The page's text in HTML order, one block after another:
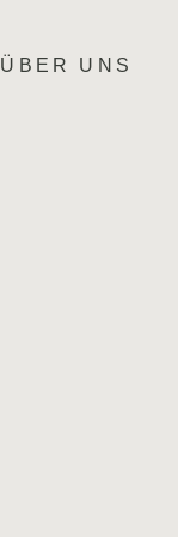
ÜBER UNS